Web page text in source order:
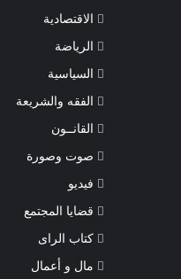
الاقتصادية
الرياضة
السياسية
الفقه والشريعة
القانــون
صوت وصورة
فيديو
قضايا المجتمع
كتاب الراى
مال و أعمال